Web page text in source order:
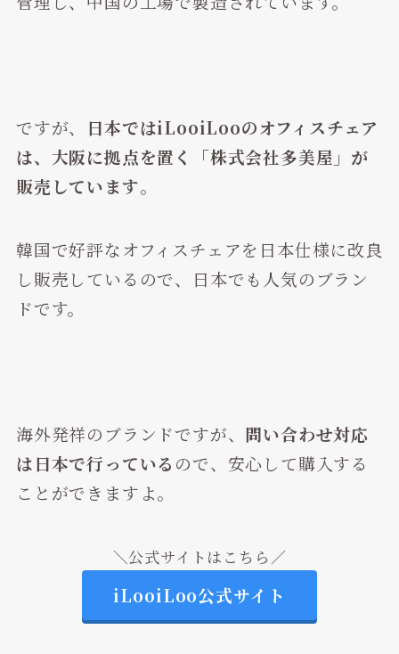
ですが、
日本ではiLooiLooのオフィスチェア
は、大阪に拠点を置く「株式会社多美屋」が
販売しています。
韓国で好評なオフィスチェアを日本仕様に改良
し販売しているので、日本でも人気のブラン
ドです。
海外発祥のブランドですが、 問い合わせ対応
は日本で行っている ので、安心して購入する
ことができますよ。
＼公式サイトはこちら／
iLooiLoo公式サイト